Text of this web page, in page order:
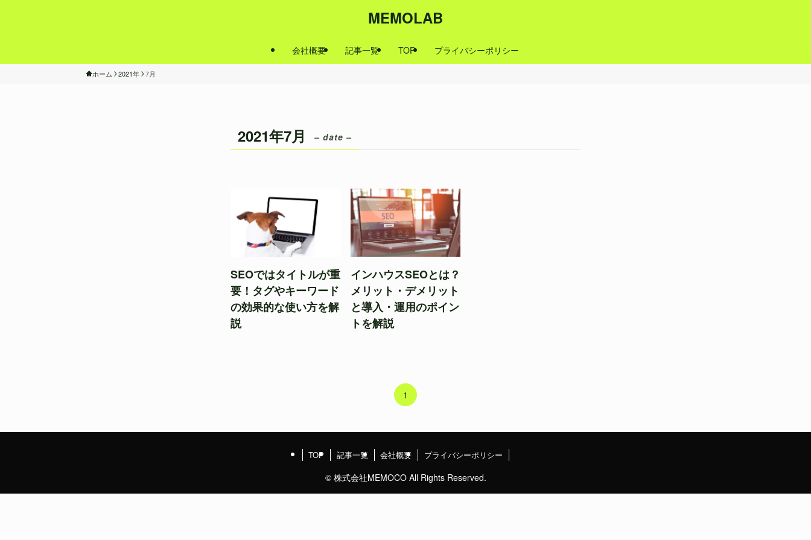
MEMOLAB
会社概要 記事一覧 TOP プライバシーポリシー
ホーム 2021年 7月
2021年7月 – date –
SEOではタイトルが重
要！タグやキーワード
の効果的な使い方を解
説
インハウスSEOとは？
メリット・デメリット
と導入・運用のポイン
トを解説
1
TOP 記事一覧 会社概要 プライバシーポリシー
©株式会社MEMOCO All Rights Reserved.